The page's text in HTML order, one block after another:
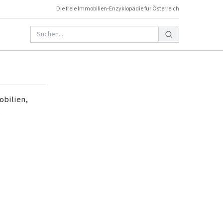
Die freie Immobilien-Enzyklopädie für Österreich